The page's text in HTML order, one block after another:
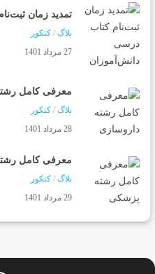
تمدید زمان
بلاگ / کنکور
27 مرداد 1401
معرفی کامل
بلاگ / کنکور
28 مرداد 1401
معرفی کامل
بلاگ / کنکور
29 مرداد 1401